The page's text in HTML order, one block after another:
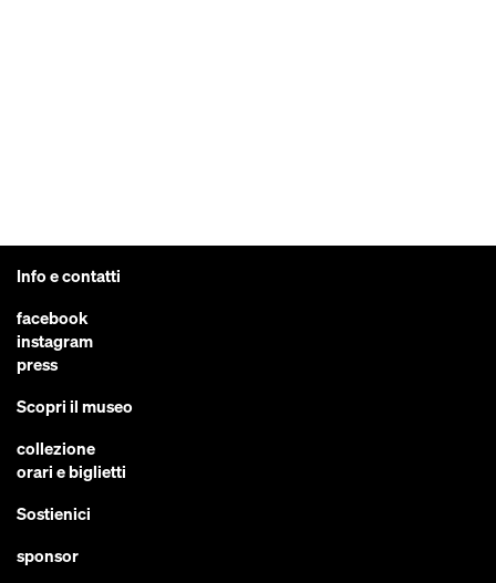
Info e contatti
facebook
instagram
press
Scopri il museo
collezione
orari e biglietti
Sostienici
sponsor